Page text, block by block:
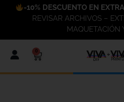
-10% DESCUENTO EN
REVISAR ARCHIVOS –
MAQUETACIÓN
0